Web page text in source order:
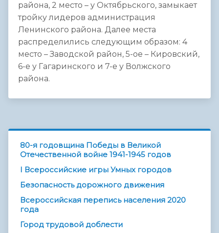
района, 2 место – у Октябрьского, замыкает
тройку лидеров администрация
Ленинского района. Далее места
распределились следующим образом: 4
место – Заводской район, 5-ое – Кировский,
6-е у Гагаринского и 7-е у Волжского
района.
80-я годовщина Победы в Великой
Отечественной войне 1941-1945 годов
I Всероссийские игры Умных городов
Безопасность дорожного движения
Всероссийская перепись населения 2020
года
Город трудовой доблести